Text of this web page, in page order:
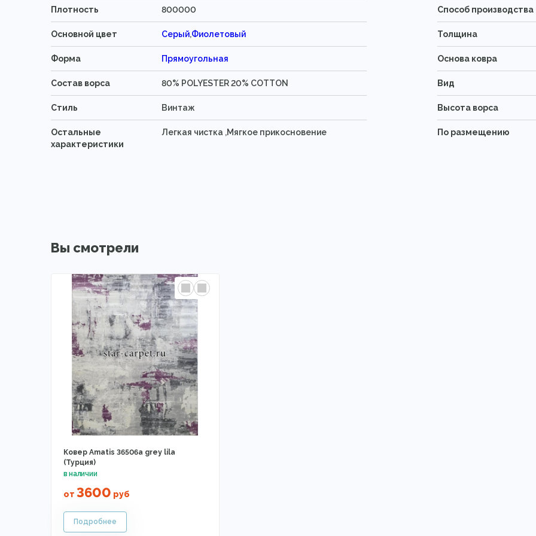
Плотность 800000 Способ производства
Основной цвет Серый,Фиолетовый Толщина
Форма Прямоугольная Основа ковра
Состав ворса 80% POLYESTER 20% COTTON Вид
Стиль Винтаж Высота ворса
Остальные
характеристики
Легкая чистка ,Мягкое прикосновение По размещению
Вы смотрели
Ковер Amatis 36506a grey lila
(Турция)
от 3600 руб